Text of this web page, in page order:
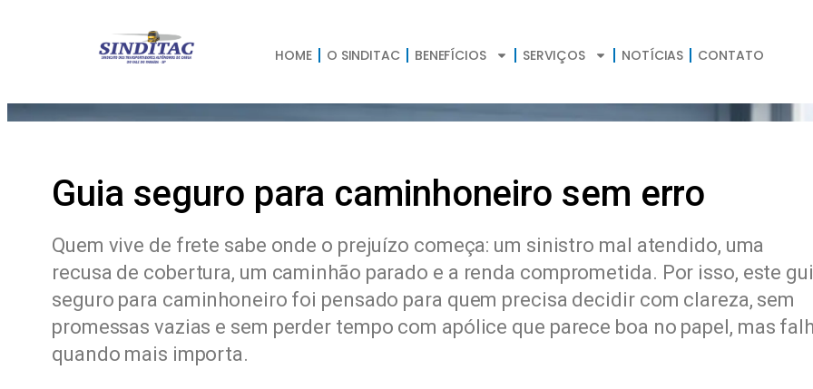
HOME O SINDITAC BENEFÍCIOS SERVIÇOS NOTÍCIAS CONTATO
Guia seguro para caminhoneiro sem erro
Quem vive de frete sabe onde o prejuízo começa: um sinistro mal atendido, uma
recusa de cobertura, um caminhão parado e a renda comprometida. Por isso, este
seguro para caminhoneiro foi pensado para quem precisa decidir com clareza, sem
promessas vazias e sem perder tempo com apólice que parece boa no papel, mas
quando mais importa.